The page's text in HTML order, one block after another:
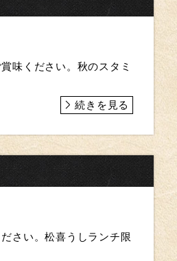
味ください。秋のスタミ
続きを見る
さい。 松喜うしランチ限